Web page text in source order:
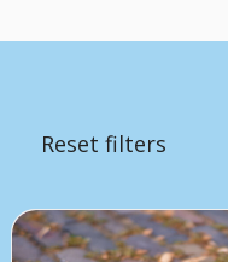
Reset filters